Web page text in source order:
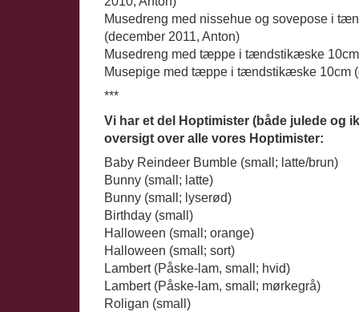
Musedreng med nissehue og sovepose i
(december 2011, Anton)
Musedreng med tæppe i tændstikæske
Musepige med tæppe i tændstikæske 10cm
***
Vi har et del Hoptimister (både julede og
oversigt over alle vores Hoptimister:
Baby Reindeer Bumble (small; latte/brun)
Bunny (small; latte)
Bunny (small; lyserød)
Birthday (small)
Halloween (small; orange)
Halloween (small; sort)
Lambert (Påske-lam, small; hvid)
Lambert (Påske-lam, small; mørkegrå)
Roligan (small)